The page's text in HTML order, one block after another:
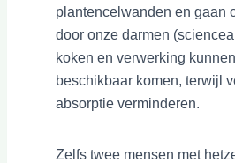
plantencelwanden en gaan
door onze darmen
koken en verwerking
beschikbaar komen, terwijl
absorptie verminderen.
Zelfs twee mensen met